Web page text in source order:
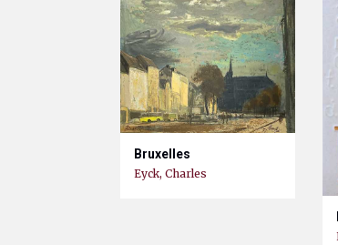
Bruxelles
Eyck, Charles